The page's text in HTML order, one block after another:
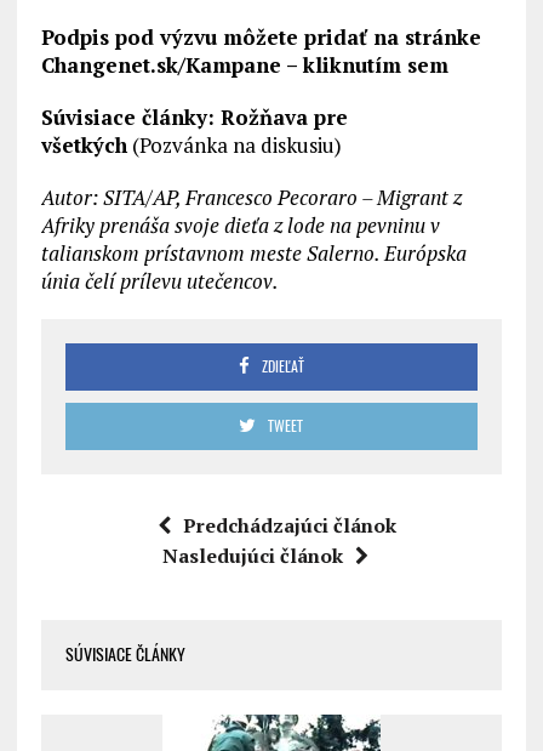
Podpis pod výzvu môžete pridať na stránke
Changenet.sk/Kampane –kliknutím sem
Súvisiace články: Rožňava pre
všetkých (Pozvánka na diskusiu)
Autor: SITA/AP, Francesco Pecoraro – Migrant z
Afriky prenáša svoje dieťa z lode na pevninu v
talianskom prístavnom meste Salerno. Európska
únia čelí prílevu utečencov.
ZDIEĽAŤ
TWEET
Predchádzajúci článok
Nasledujúci článok
SÚVISIACE ČLÁNKY